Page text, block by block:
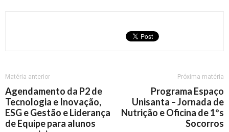
Matéria anterior
Agendamento da P2 de
Tecnologia e Inovação,
ESG e Gestão e Liderança
de Equipe para alunos
Próxima matéria
Programa Espaço
Unisanta – Jornada de
Nutrição e Oficina de 1ºs
Socorros